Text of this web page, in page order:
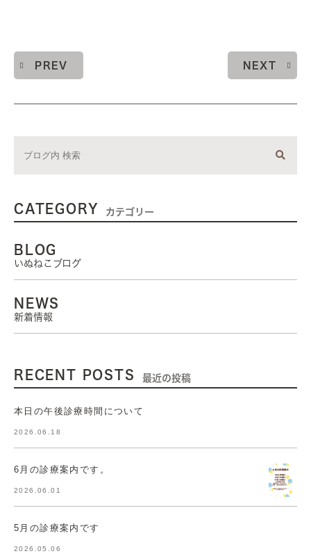
PREV NEXT
CATEGORY カテゴリー
BLOG
いぬねこブログ
NEWS
新着情報
RECENT POSTS 最近の投稿
本日の午後診療時間について
2026.06.18
6月の診療案内です。
2026.06.01
5月の診療案内です
2026.05.06